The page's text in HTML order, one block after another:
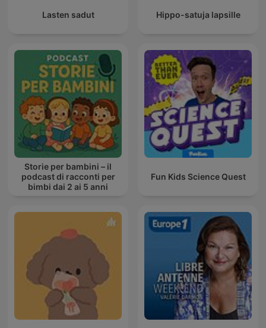
Lasten sadut Hippo-satuja lapsille
Storie per bambini – il
podcast di racconti per
bimbi dai 2 ai 5 anni
Fun Kids Science Quest